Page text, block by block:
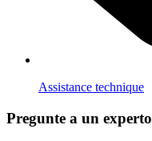
Assistance technique
Pregunte a un experto